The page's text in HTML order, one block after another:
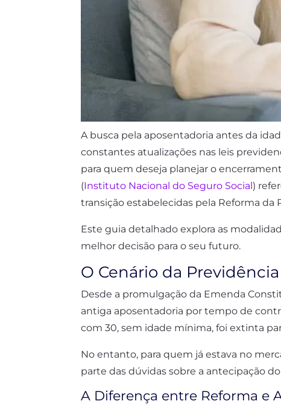
A busca pela aposentadoria antes da
constantes atualizações nas leis
para quem deseja planejar o
(Instituto Nacional do Seguro Social)
transição estabelecidas pela Reforma da
Este guia detalhado explora as
melhor decisão para o seu futuro.
O Cenário da
Desde a promulgação da Emenda
antiga aposentadoria por tempo de
com 30, sem idade mínima, foi extinta
No entanto, para quem já estava no
parte das dúvidas sobre a antecipação
A Diferença entre Reforma e